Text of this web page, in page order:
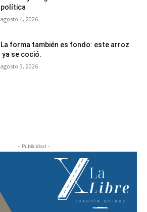
política
agosto 4, 2026
La forma también es fondo: este arroz
ya se coció.
agosto 3, 2026
- Publicidad -